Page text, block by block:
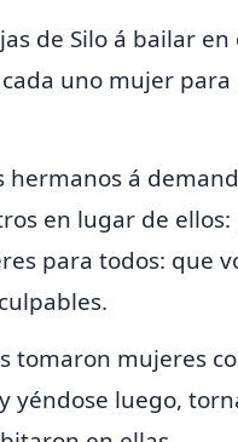
de Silo á bailar en
uno mujer para
hermanos á
en lugar de ellos:
para todos: que
tomaron mujeres
yéndose luego,